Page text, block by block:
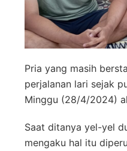
Pria yang masih
perjalanan lari sejak
Minggu (28/4/2024)
Saat ditanya yel-yel
mengaku hal itu